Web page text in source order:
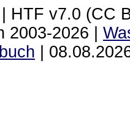
HTF v7.0 (CC
|